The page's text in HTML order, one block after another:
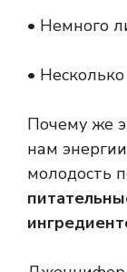
• Немного
•
Почему же
нам
молодость